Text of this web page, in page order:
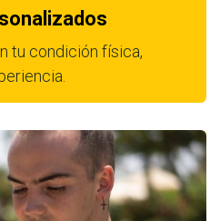
tu condición física,